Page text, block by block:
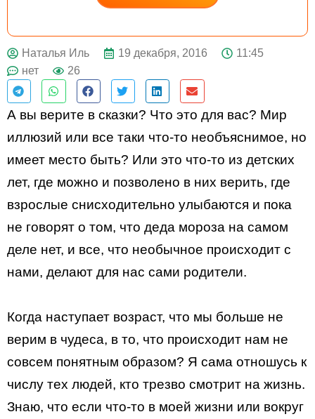
ДЕЙСТВУЙ
Наталья Иль 19 декабря, 2016
11:45
нет
26
А вы верите в сказки? Что это для вас? Мир
иллюзий или все таки что-то необъяснимое, но
имеет место быть? Или это что-то из детских
лет, где можно и позволено в них верить, где
взрослые снисходительно улыбаются и пока
не говорят о том, что деда мороза на самом
деле нет, и все, что необычное происходит с
нами, делают для нас сами родители.
Когда наступает возраст, что мы больше не
верим в чудеса, в то, что происходит нам не
совсем понятным образом? Я сама отношусь к
числу тех людей, кто трезво смотрит на жизнь.
Знаю, что если что-то в моей жизни или вокруг